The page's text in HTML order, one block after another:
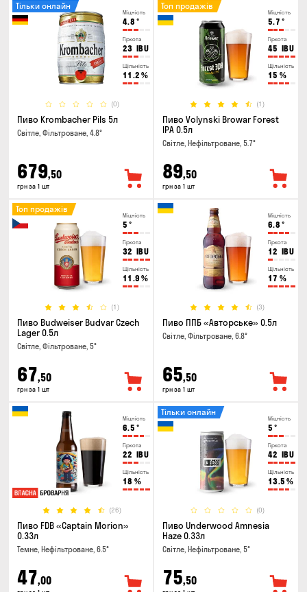
Міцність
4.8 °
Гіркота
23 IBU
Щільність
11.2 %
(0)
Тільки онлайн
Пиво Krombacher Pils 5л
Світле, Фільтроване, 4.8°
679,50
грн за 1 шт
Міцність
5.7 °
Гіркота
45 IBU
Щільність
15 %
(1)
Топ продажів
Пиво Volynski Browar Forest
IPA 0.5л
Світле, Нефільтроване, 5.7°
89,50
грн за 1 шт
Міцність
5 °
Гіркота
32 IBU
Щільність
11.9 %
(1)
Топ продажів
Пиво Budweiser Budvar Czech
Lager 0.5л
Світле, Фільтроване, 5°
67,50
грн за 1 шт
Міцність
6.8 °
Гіркота
12 IBU
Щільність
17 %
(3)
Пиво ППБ «Авторське» 0.5л
Світле, Фільтроване, 6.8°
65,50
грн за 1 шт
Міцність
6.5 °
Гіркота
22 IBU
Щільність
18 %
(26)
Пиво FDB «Captain Morion»
0.33л
Темне, Нефільтроване, 6.5°
47,00
Міцність
5 °
Гіркота
42 IBU
Щільність
13.5 %
(0)
Тільки онлайн
Пиво Underwood Amnesia
Haze 0.33л
Світле, Нефільтроване, 5°
75,50